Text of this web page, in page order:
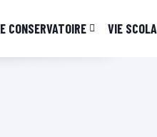
CONSERVATOIRE VIE